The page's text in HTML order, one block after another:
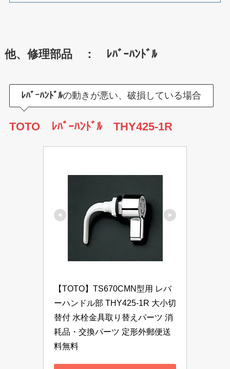
他、修理部品 ： ﾚﾊﾞｰﾊﾝﾄﾞﾙ
ﾚﾊﾞｰﾊﾝﾄﾞﾙの動きが悪い、破損している場合
TOTO ﾚﾊﾞｰﾊﾝﾄﾞﾙ THY425-1R
【TOTO】TS670CMN型用 レバ
ーハンドル部 THY425-1R 大小切
替付 水栓金具取り替えパーツ 消
耗品・交換パーツ 定形外郵便送
料無料